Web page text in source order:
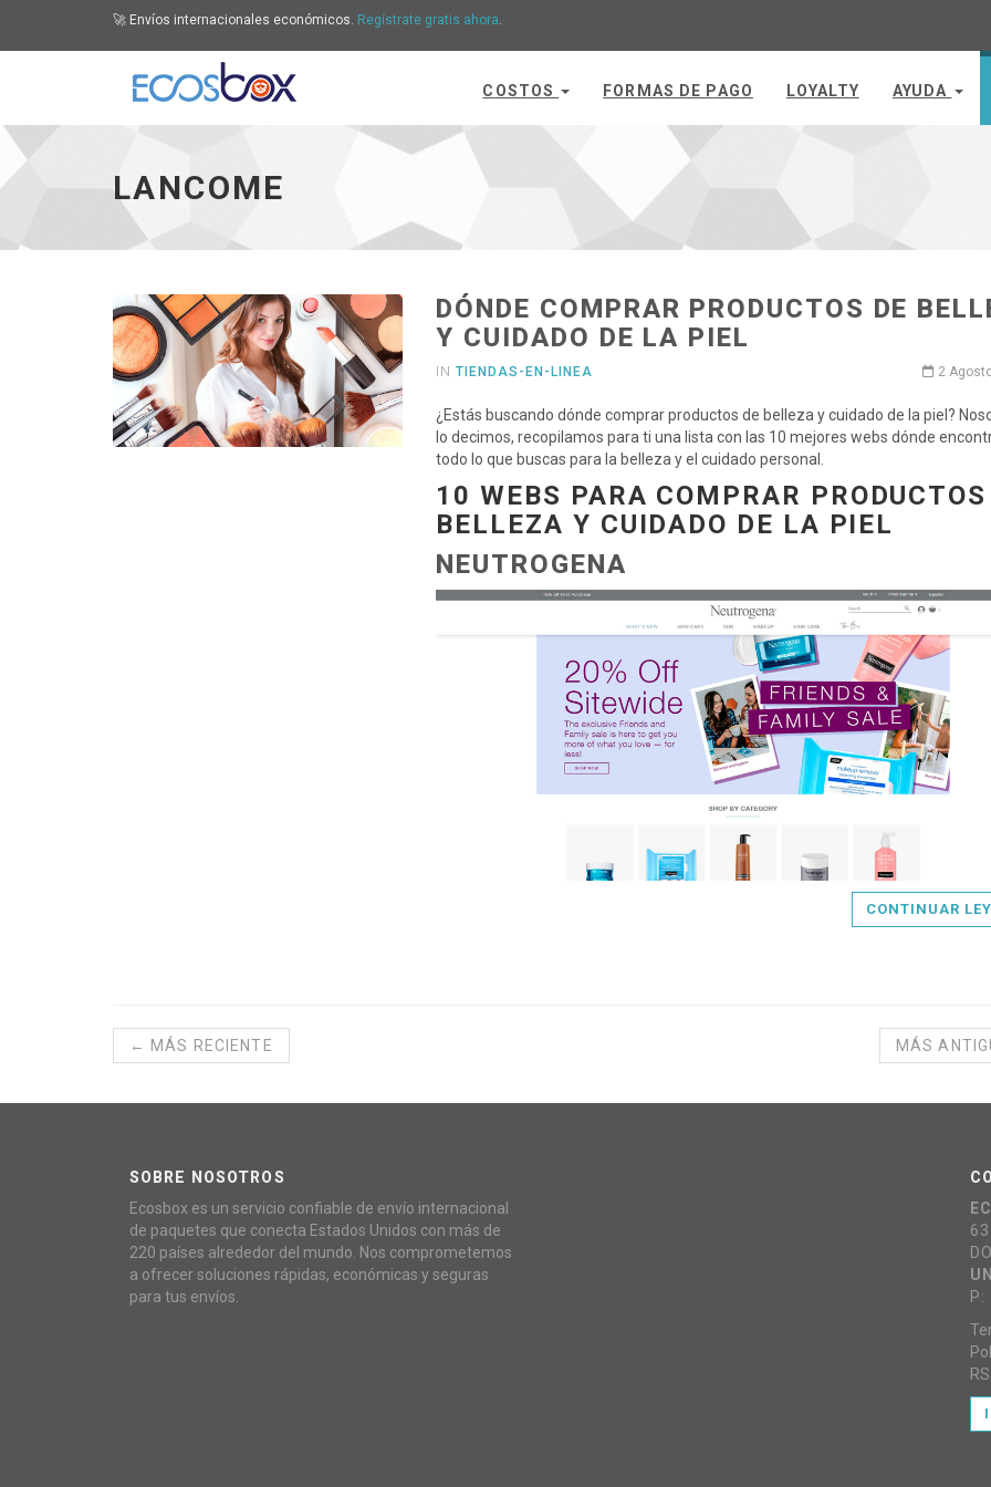
🚀 Envíos internacionales económicos. Regístrate gratis ahora.
COSTOS FORMAS DE PAGO LOYALTY AYUDA
LANCOME
DÓNDE COMPRAR PRODUCTOS DE
Y CUIDADO DE LA PIEL
INTIENDAS-EN-LINEA 2
¿Estás buscando dónde comprar productos de belleza y cuidado de la piel?
lo decimos, recopilamos para ti una lista con las 10 mejores webs dónde
todo lo que buscas para la belleza y el cuidado personal.
10 WEBS PARA COMPRAR PRODUCTOS
BELLEZA Y CUIDADO DE LA PIEL
NEUTROGENA
CONTINUAR
← MÁS RECIENTE MÁS
SOBRE NOSOTROS
Ecosbox es un servicio confiable de envío internacional
de paquetes que conecta Estados Unidos con más de
220 países alrededor del mundo. Nos comprometemos
a ofrecer soluciones rápidas, económicas y seguras
para tus envíos.
P: